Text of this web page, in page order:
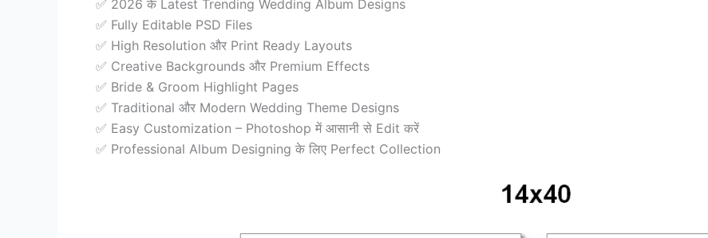
✅ 2026 के Latest Trending Wedding Album Designs
✅ Fully Editable PSD Files
✅ High Resolution और Print Ready Layouts
✅ Creative Backgrounds और Premium Effects
✅ Bride & Groom Highlight Pages
✅ Traditional और Modern Wedding Theme Designs
✅ Easy Customization – Photoshop में आसानी से Edit करें
✅ Professional Album Designing के लिए Perfect Collection